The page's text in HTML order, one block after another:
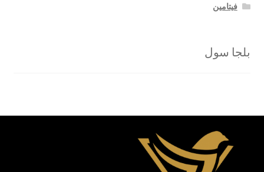
فيتامين
بلجا سول